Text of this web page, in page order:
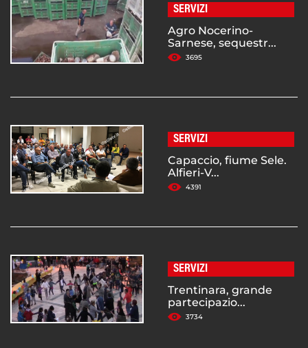
SERVIZI
Agro Nocerino-
Sarnese, sequestr...
3695
SERVIZI
Capaccio, fiume Sele.
Alfieri-V...
4391
SERVIZI
Trentinara, grande
partecipazio...
3734